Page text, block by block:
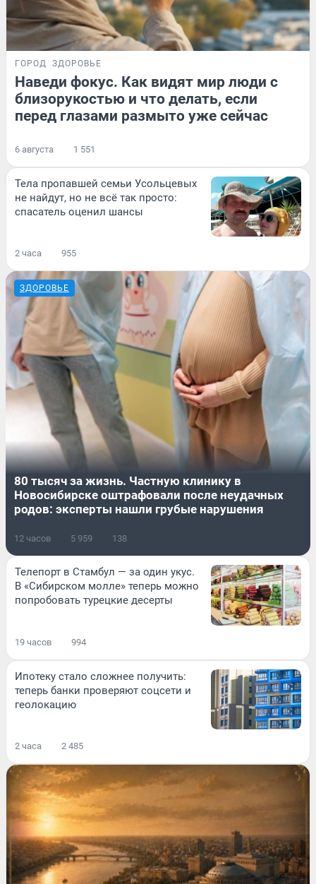
ГОРОД ЗДОРОВЬЕ
Наведи фокус. Как видят мир люди с
близорукостью и что делать, если
перед глазами размыто уже сейчас
6 августа 1 551
Тела пропавшей семьи Усольцевых
не найдут, но не всё так просто:
спасатель оценил шансы
2 часа 955
ЗДОРОВЬЕ
80 тысяч за жизнь. Частную клинику в
Новосибирске оштрафовали после неудачных
родов: эксперты нашли грубые нарушения
12 часов 5 959 138
Телепорт в Стамбул — за один укус.
В «Сибирском молле» теперь можно
попробовать турецкие десерты
19 часов 994
Ипотеку стало сложнее получить:
теперь банки проверяют соцсети и
геолокацию
2 часа 2 485